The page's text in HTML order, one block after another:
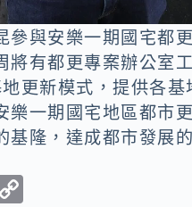
參與安樂一期國宅都
將有都更專案辦公室
更新模式，提供各
樂一期國宅地區都市
基隆，達成都市發展
Li